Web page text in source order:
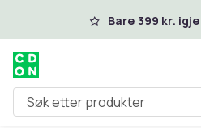
Hopp til hovedinnhold
Bare 399 kr.
Søk etter produkter